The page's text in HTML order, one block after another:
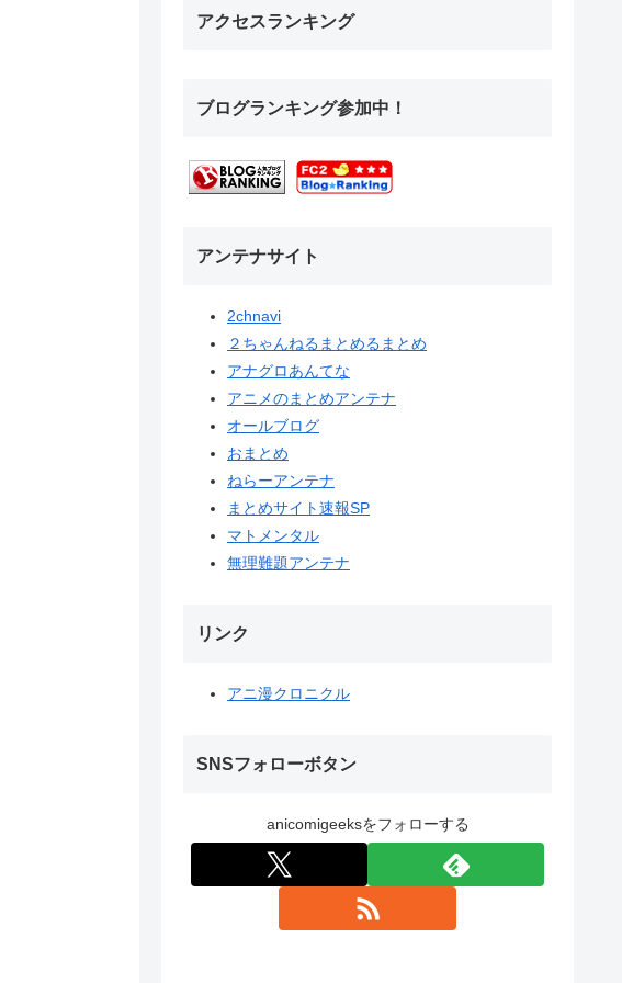
アクセスランキング
ブログランキング参加中！
アンテナサイト
2chnavi
２ちゃんねるまとめるまとめ
アナグロあんてな
アニメのまとめアンテナ
オールブログ
おまとめ
ねらーアンテナ
まとめサイト速報SP
マトメンタル
無理難題アンテナ
リンク
アニ漫クロニクル
SNSフォローボタン
anicomigeeksをフォローする